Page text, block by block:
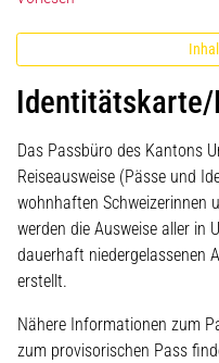
Identitätskarte/
Das Passbüro des Kantons
Reiseausweise (Pässe und
wohnhaften Schweizerinnen
werden die Ausweise aller in
dauerhaft niedergelassenen
erstellt.
Nähere Informationen zum
zum provisorischen Pass